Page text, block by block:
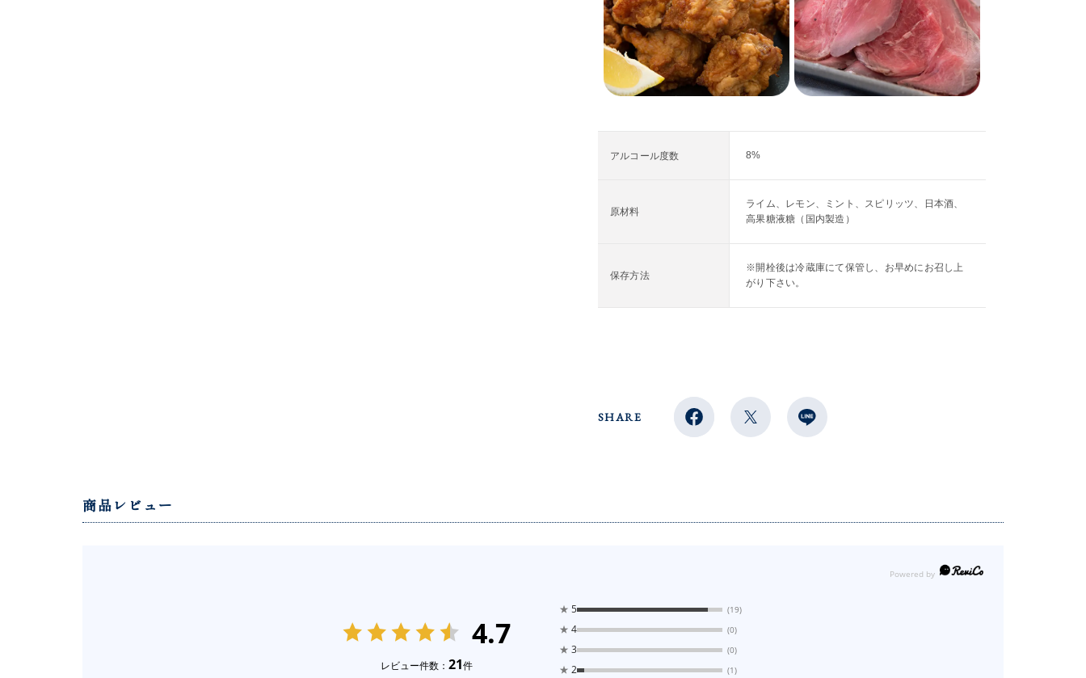
アルコール度数 8%
原材料
ライム、レモン、ミント、スピリッツ、日本酒、
高果糖液糖（国内製造）
保存方法
※開栓後は冷蔵庫にて保管し、お早めにお召し上
がり下さい。
SHARE
商品レビュー
4.7
レビュー件数： 21件
★ 5 (19)
★ 4 (0)
★ 3 (0)
★ 2 (1)